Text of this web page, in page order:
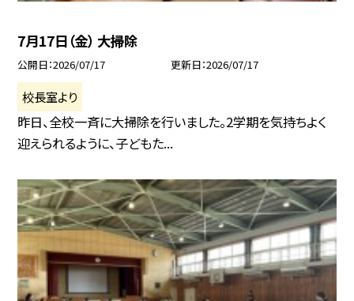
7月17日（金） 大掃除
公開日 2026/07/17 更新日 2026/07/17
校長室より
昨日、全校一斉に大掃除を行いました。2学期を気持ちよく
迎えられるように、子どもた...